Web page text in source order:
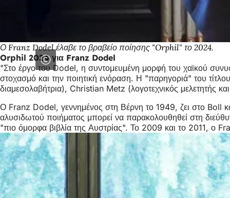
Ο Franz Dodel έλαβε το βραβείο ποίησης "Orphil" το 2024.
Orphil 2024 για Franz Dodel
"Στο έργο του Dodel, η συντομευμένη μορφή του χαϊκού
στοχασμό και την ποιητική ενόραση. Η "παρηγοριά" του
διαμεσολαβήτρια), Christian Metz (λογοτεχνικός μελετητής
Ο Franz Dodel, γεννημένος στη Βέρνη το 1949, ζει στο Boll
αλυσιδωτού ποιήματος μπορεί να παρακολουθηθεί στη
"πιο όμορφα βιβλία της Αυστρίας". Το 2009 και το 2011, ο